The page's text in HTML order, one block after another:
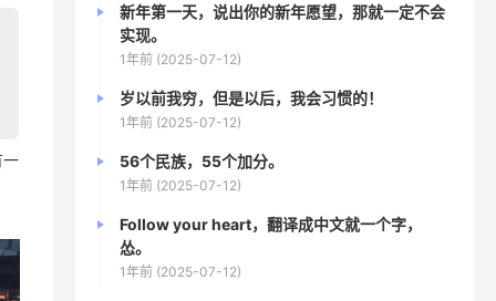
一
新年第一天，说出你的新年愿望，那就一定不会
实现。
1年前 (2025-07-12)
岁以前我穷，但是以后，我会习惯的！
1年前 (2025-07-12)
56个民族，55个加分。
1年前 (2025-07-12)
Follow your heart，翻译成中文就一个字，
怂。
1年前 (2025-07-12)